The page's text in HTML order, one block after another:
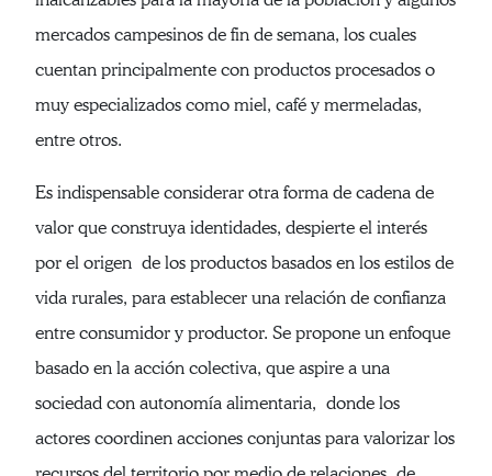
mercados campesinos de fin de semana, los cuales
cuentan principalmente con productos procesados o
muy especializados como miel, café y mermeladas,
entre otros.
Es indispensable considerar otra forma de cadena de
valor que construya identidades, despierte el interés
por el origen de los productos basados en los estilos de
vida rurales, para establecer una relación de confianza
entre consumidor y productor. Se propone un enfoque
basado en la acción colectiva, que aspire a una
sociedad con autonomía alimentaria, donde los
actores coordinen acciones conjuntas para valorizar los